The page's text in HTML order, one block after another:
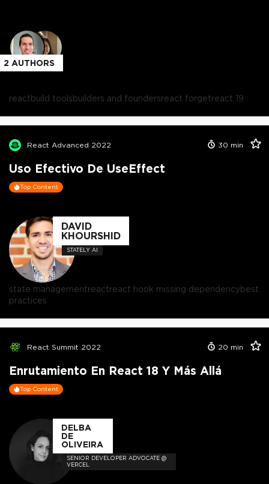
2 AUTHORS
reactbuild toolsbuilders and foundersreact forgetreact 19
React Advanced 2022 30 min
Uso Efectivo De UseEffect
Top Content
DAVID
KHOURSHID
STATELY AI
state managementreactreact hook missing dependencybest
practices
React Summit 2022 20 min
Enrutamiento En React 18 Y Más Allá
Top Content
DELBA
DE
OLIVEIRA
SENIOR DEVELOPER ADVOCATE @
VERCEL